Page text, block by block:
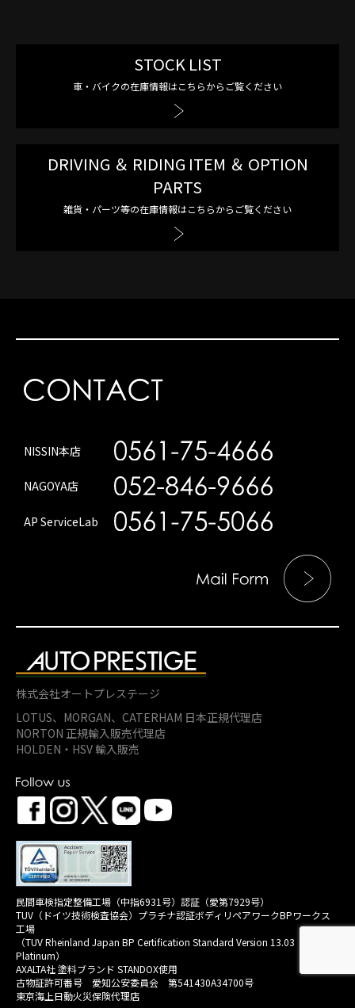
STOCK LIST
車・バイクの在庫情報はこちらからご覧ください
DRIVING ＆ RIDING ITEM ＆ OPTION
PARTS
雑貨・パーツ等の在庫情報はこちらからご覧ください
NISSIN本店
NAGOYA店
AP ServiceLab
株式会社オートプレステージ
LOTUS、MORGAN、 CATERHAM 日本正規代理店
NORTON 正規輸入販売代理店
HOLDEN・HSV 輸入販売
民間車検指定整備工場（中指6931号）認証（愛第7929号）
TUV（ドイツ技術検査協会）プラチナ認証ボディリペアワークBPワークス
工場
（TUV Rheinland Japan BP Certification Standard Version 13.03
Platinum）
AXALTA社 塗料ブランド STANDOX使用
古物証許可番号 愛知公安委員会 第541430A34700号
東京海上日動火災保険代理店